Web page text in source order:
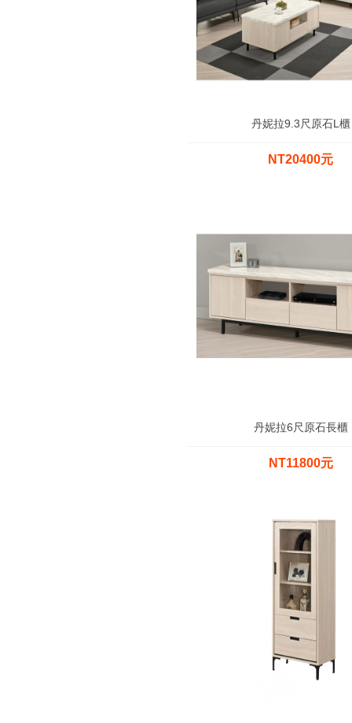
丹妮拉9.3尺原石L櫃
NT20400元
丹妮拉6尺原石長櫃
NT11800元